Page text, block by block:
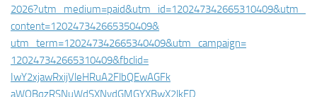
2026?utm_medium=paid&utm_ id=120247342665310409&utm_
content=120247342665350409&
utm_term=120247342665340409&utm_campaign=
120247342665310409&fbclid=
IwY2xjawRxijVleHRuA2FlbQEwAGFk
aWQBqzRSNuWdSXNydGMGYXBwX2lkED